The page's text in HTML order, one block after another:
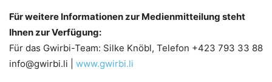
Für weitere Informationen zur Medienmitteilung steht
Ihnen zur Verfügung:
Für das Gwirbi-Team: Silke Knöbl, Telefon +423 793 33 88
info@gwirbi.li | www.gwirbi.li